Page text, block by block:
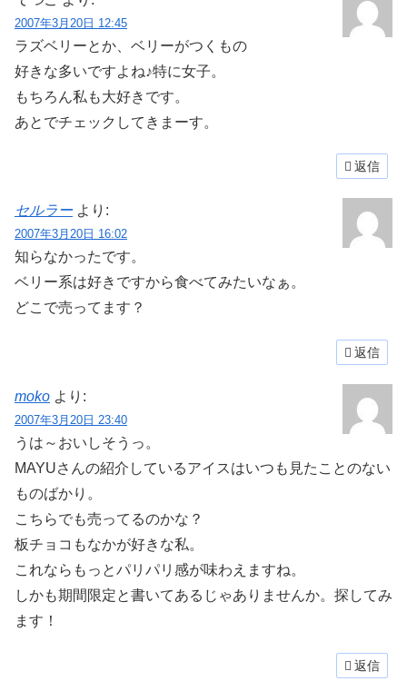
2007年3月20日 12:45
ラズベリーとか、ベリーがつくもの
好きな多いですよね♪特に女子。
もちろん私も大好きです。
あとでチェックしてきまーす。
返信
セルラー より:
2007年3月20日 16:02
知らなかったです。
ベリー系は好きですから食べてみたいなぁ。
どこで売ってます？
返信
moko より:
2007年3月20日 23:40
うは～おいしそうっ。
MAYUさんの紹介しているアイスはいつも見たことのない
ものばかり。
こちらでも売ってるのかな？
板チョコもなかが好きな私。
これならもっとパリパリ感が味わえますね。
しかも期間限定と書いてあるじゃありませんか。探してみ
ます！
返信